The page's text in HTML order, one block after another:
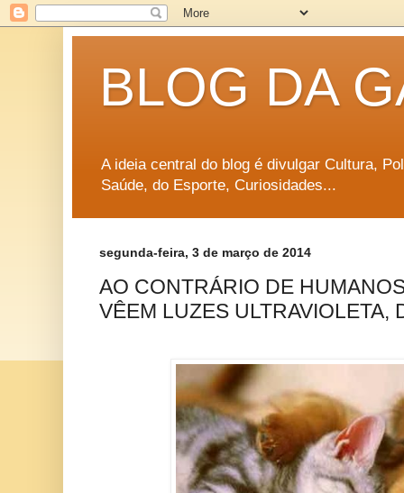
BLOG DA
A ideia central do blog é divulgar Cultura,
Saúde, do Esporte, Curiosidades...
segunda-feira, 3 de março de 2014
AO CONTRÁRIO DE
VÊEM LUZES ULTRAVIOLETA,